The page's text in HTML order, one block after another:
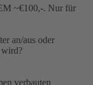
~€100,-. Nur für
an/aus oder
verbauten